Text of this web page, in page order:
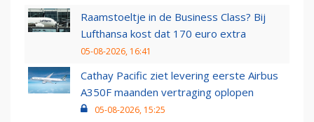
Raamstoeltje in de Business Class? Bij
Lufthansa kost dat 170 euro extra
05-08-2026, 16:41
Cathay Pacific ziet levering eerste Airbus
A350F maanden vertraging oplopen
05-08-2026, 15:25